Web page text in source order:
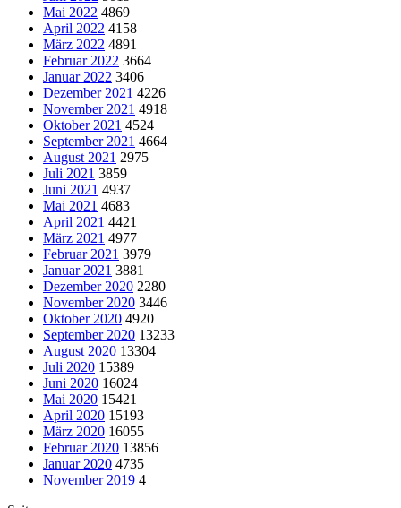
Mai 2022 4869
April 2022 4158
März 2022 4891
Februar 2022 3664
Januar 2022 3406
Dezember 2021 4226
November 2021 4918
Oktober 2021 4524
September 2021 4664
August 2021 2975
Juli 2021 3859
Juni 2021 4937
Mai 2021 4683
April 2021 4421
März 2021 4977
Februar 2021 3979
Januar 2021 3881
Dezember 2020 2280
November 2020 3446
Oktober 2020 4920
September 2020 13233
August 2020 13304
Juli 2020 15389
Juni 2020 16024
Mai 2020 15421
April 2020 15193
März 2020 16055
Februar 2020 13856
Januar 2020 4735
November 2019 4